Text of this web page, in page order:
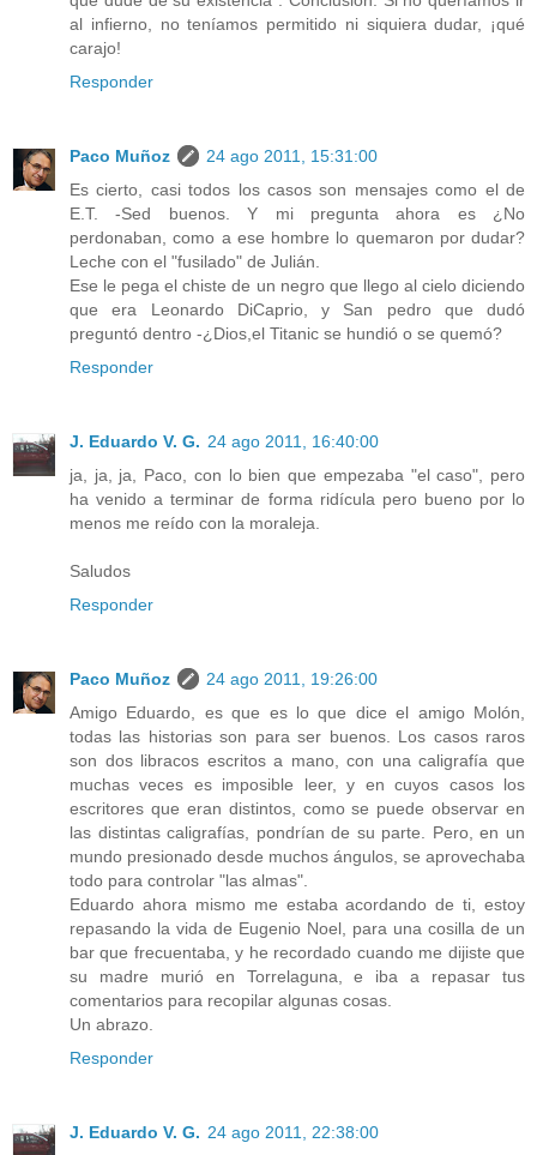
al infierno, no teníamos permitido ni siquiera dudar, ¡qué
carajo!
Responder
Paco Muñoz
24 ago 2011, 15:31:00
Es cierto, casi todos los casos son mensajes como el de
E.T. -Sed buenos. Y mi pregunta ahora es ¿No
perdonaban, como a ese hombre lo quemaron por dudar?
Leche con el "fusilado" de Julián.
Ese le pega el chiste de un negro que llego al cielo diciendo
que era Leonardo DiCaprio, y San pedro que dudó
preguntó dentro -¿Dios,el Titanic se hundió o se quemó?
Responder
J. Eduardo V. G. 24 ago 2011, 16:40:00
ja, ja, ja, Paco, con lo bien que empezaba "el caso", pero
ha venido a terminar de forma ridícula pero bueno por lo
menos me reído con la moraleja.
Saludos
Responder
Paco Muñoz
24 ago 2011, 19:26:00
Amigo Eduardo, es que es lo que dice el amigo Molón,
todas las historias son para ser buenos. Los casos raros
son dos libracos escritos a mano, con una caligrafía que
muchas veces es imposible leer, y en cuyos casos los
escritores que eran distintos, como se puede observar en
las distintas caligrafías, pondrían de su parte. Pero, en un
mundo presionado desde muchos ángulos, se aprovechaba
todo para controlar "las almas".
Eduardo ahora mismo me estaba acordando de ti, estoy
repasando la vida de Eugenio Noel, para una cosilla de un
bar que frecuentaba, y he recordado cuando me dijiste que
su madre murió en Torrelaguna, e iba a repasar tus
comentarios para recopilar algunas cosas.
Un abrazo.
Responder
J. Eduardo V. G. 24 ago 2011, 22:38:00